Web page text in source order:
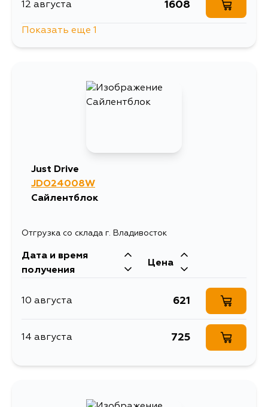
12 августа 1608
Показать еще 1
Just Drive
JDO24008W
Сайлентблок
Отгрузка со склада г. Владивосток
Дата и время
получения
Цена
10 августа 621
14 августа 725